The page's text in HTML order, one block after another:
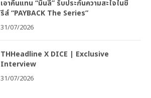
เอาคืนแทน “มินลี” รับประกันความสะใจในซี
รีส์ “PAYBACK The Series”
31/07/2026
THHeadline X DICE | Exclusive
Interview
31/07/2026